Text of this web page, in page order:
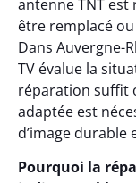
antenne TNT
être remplacé
Dans Auvergne-
TV évalue la
réparation suffit
adaptée est
d’image
Pourquoi la